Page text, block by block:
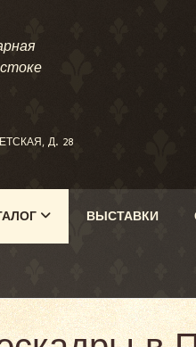
Д. 28
ВЫСТАВКИ